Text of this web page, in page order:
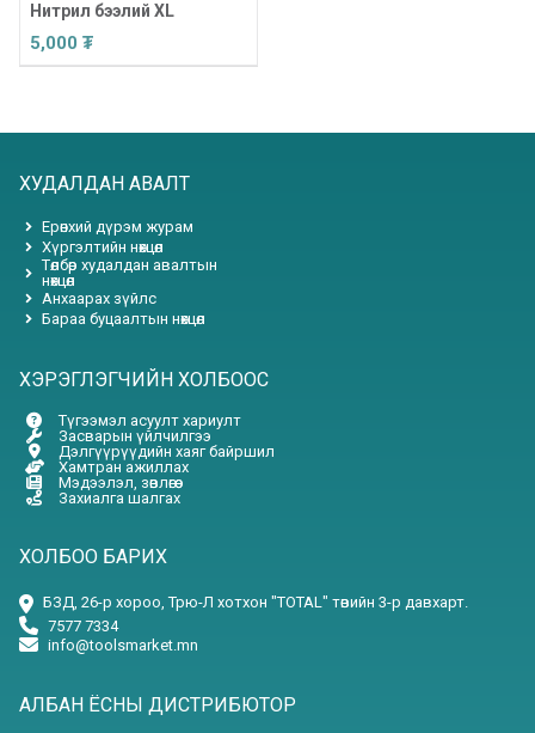
Нитрил бээлий XL
5,000 ₮
ХУДАЛДАН АВАЛТ
Ерөнхий дүрэм журам
Хүргэлтийн нөхцөл
Төлбөр худалдан авалтын
нөхцөл
Анхаарах зүйлс
Бараа буцаалтын нөхцөл
ХЭРЭГЛЭГЧИЙН ХОЛБООС
Түгээмэл асуулт хариулт
Засварын үйлчилгээ
Дэлгүүрүүдийн хаяг байршил
Хамтран ажиллах
Мэдээлэл, зөвлөгөө
Захиалга шалгах
ХОЛБОО БАРИХ
БЗД, 26-р хороо, Трю-Л хотхон "TOTAL" төвийн 3-р давхарт.
7577 7334
info@toolsmarket.mn
АЛБАН ЁСНЫ ДИСТРИБЮТОР